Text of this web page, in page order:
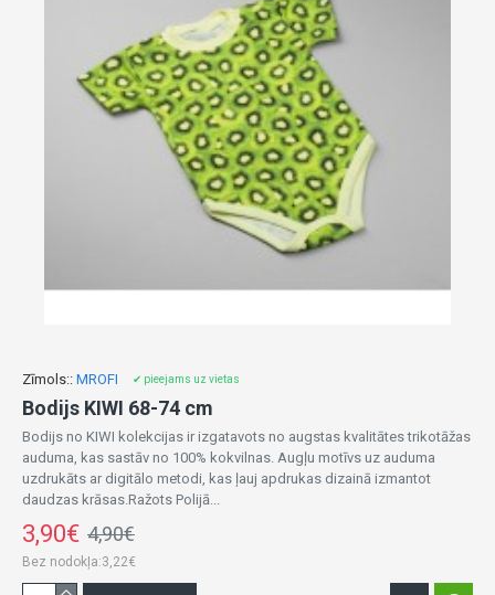
Zīmols:: MROFI ✔ pieejams uz vietas
Bodijs KIWI 68-74 cm
Bodijs no KIWI kolekcijas ir izgatavots no augstas kvalitātes trikotāžas
auduma, kas sastāv no 100% kokvilnas. Augļu motīvs uz auduma
uzdrukāts ar digitālo metodi, kas ļauj apdrukas dizainā izmantot
daudzas krāsas.Ražots Polijā...
3,90€ 4,90€
Bez nodokļa:3,22€